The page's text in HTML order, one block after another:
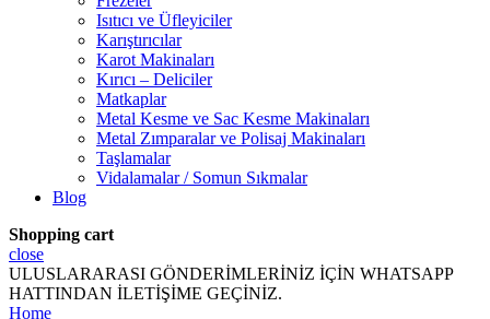
Isıtıcı ve Üfleyiciler
Karıştırıcılar
Karot Makinaları
Kırıcı – Deliciler
Matkaplar
Metal Kesme ve Sac Kesme Makinaları
Metal Zımparalar ve Polisaj Makinaları
Taşlamalar
Vidalamalar / Somun Sıkmalar
Blog
Shopping cart
close
ULUSLARARASI GÖNDERİMLERİNİZ İÇİN WHATSAPP
HATTINDAN İLETİŞİME GEÇİNİZ.
Home